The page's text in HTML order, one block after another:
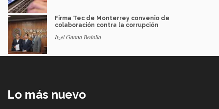
Firma Tec de Monterrey convenio de
colaboración contra la corrupción
Itzel Gaona Bedolla
Lo más nuevo